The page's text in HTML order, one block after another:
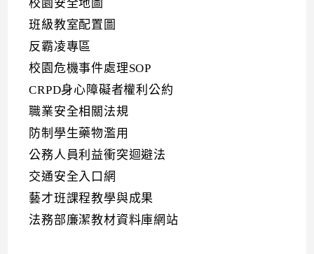
校園安全地圖
班級教室配置圖
反霸凌專區
校園危機事件處理SOP
CRPD身心障礙者權利公約
職業安全相關法規
防制學生藥物濫用
公務人員利益衝突迴避法
交通安全入口網
藝才班課程教學與成果
法務部廉潔教材資料庫網站